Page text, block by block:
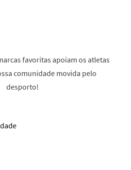
favoritas apoiam os atletas
comunidade movida pelo
desporto!